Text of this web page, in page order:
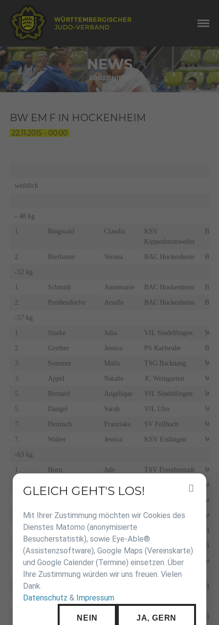
NEWS
ERGEBNISSE
BW EM F IN HOCKENHEIM
22.11.2015 - 00:00
weiblich
- 48 kg
1. Ringwald Claudia
KSV
Kippenheimweiler
BA
2. Bierbaum Verena BAC Hockenheim BA
-52 kg
1. Schmidt Annemarie BAC Hockenheim BA
2. Preißendörfer Arsalle BAC Hockenheim BA
-57 kg
1. Starke Julia VfL Sindelfingen WÜ
2. Grether Jessica PS Karlsruhe BA
3. Sommer Maila TSG Backnang WÜ
3. Appel Natalie JC Weingarten WÜ
5. Bernard Angelique VfL Sindelfingen WÜ
5. Dangel Sarah VfL Ulm WÜ
7. Heimsch Franziska SV Fellbach WÜ
7. Walter Jessica KSV Esslingen WÜ
-63 kg
1. Horn Jule TSV Freudenstadt WÜ
WÜ
WÜ
Schneider Lea TSG Backnang WÜ
Fischer Vanessa BA
Wölfenschneider Sarah BAC Hockenheim BA
Kerner Ina
JV Schwäbisch
Gmünd
WÜ
BA
-70 kg
JSV Karlsdorf
BA
Inhalt
GLEICH GEHT'S LOS!
Mit Ihrer Zustimmung möchten wir Cookies des
Dienstes Matomo (anonymisierte
Besucherstatistik), sowie Eye-Able®
(Assistenzsoftware), Google Maps (Vereinskarte)
und Google Calender (Termine) einsetzen. Über
Ihre Zustimmung würden wir uns freuen. Vielen
Dank.
Datenschutz & Impressum
NEIN JA, GERN